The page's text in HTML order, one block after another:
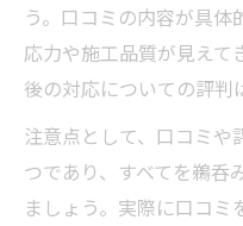
う。口コミの内容が具
応力や施工品質が見えて
後の対応についての評判
注意点として、口コミや
つであり、すべてを鵜呑
ましょう。実際に口コミ